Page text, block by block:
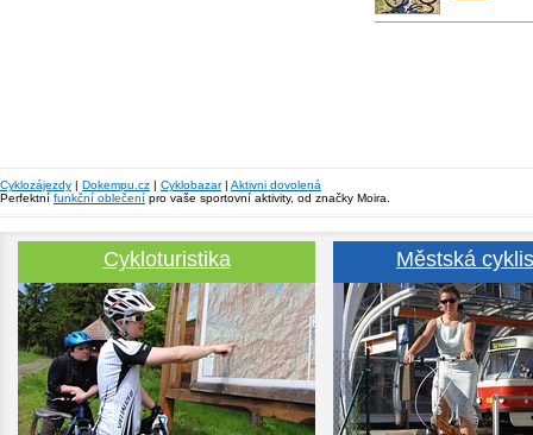
Cyklozájezdy | Dokempu.cz | Cyklobazar| Aktivni dovolená
Perfektní funkční oblečení pro vaše sportovní aktivity, od značky Moira.
Cykloturistika Městská